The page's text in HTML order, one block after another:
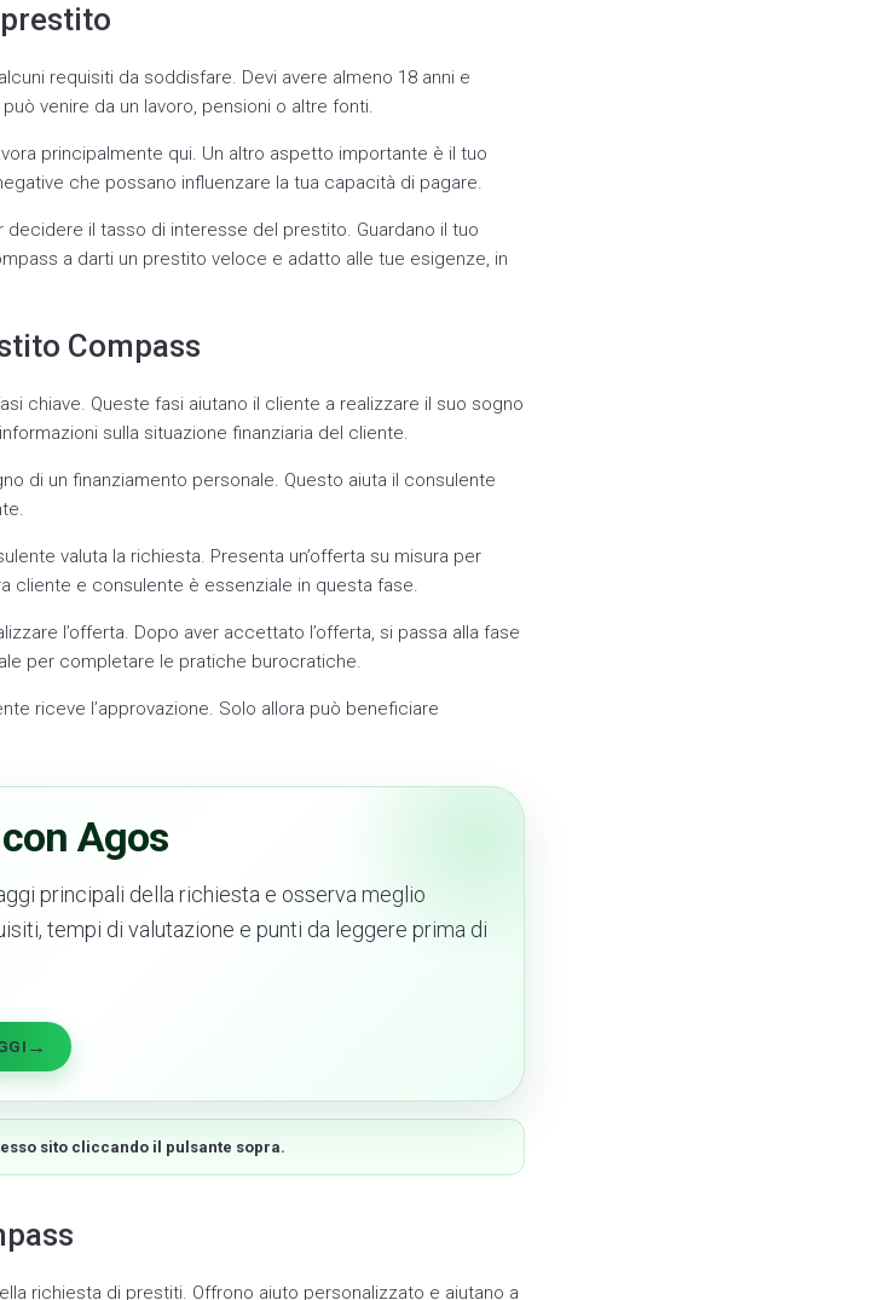
requisiti da soddisfare. Devi avere almeno 18 anni e
venire da un lavoro, pensioni o altre fonti.
principalmente qui. Un altro aspetto importante è il tuo
che possano influenzare la tua capacità di pagare.
decidere il tasso di interesse del prestito. Guardano il tuo
a darti un prestito veloce e adatto alle tue esigenze, in
Compass
chiave. Queste fasi aiutano il cliente a realizzare il suo sogno
sulla situazione finanziaria del cliente.
di un finanziamento personale. Questo aiuta il consulente
valuta la richiesta. Presenta un’offerta su misura per
cliente e consulente è essenziale in questa fase.
l’offerta. Dopo aver accettato l’offerta, si passa alla fase
per completare le pratiche burocratiche.
riceve l’approvazione. Solo allora può beneficiare
Agos
principali della richiesta e osserva meglio
tempi di valutazione e punti da leggere prima di
→
sito cliccando il pulsante sopra.
richiesta di prestiti. Offrono aiuto personalizzato e aiutano a